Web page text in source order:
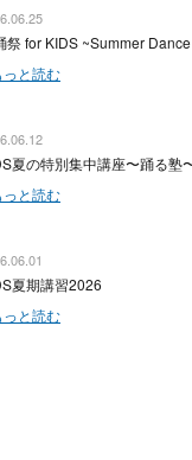
祭 for KIDS ~Summer
っと読む
夏の特別集中講座〜踊る塾
っと読む
夏期講習2026
っと読む